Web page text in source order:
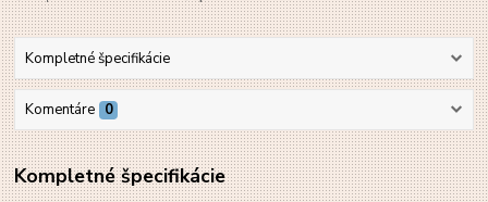
Kompletné špecifikácie
Komentáre 0
Kompletné špecifikácie